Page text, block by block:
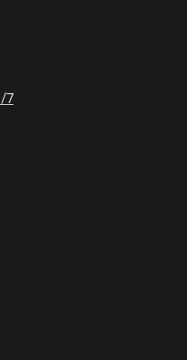
7